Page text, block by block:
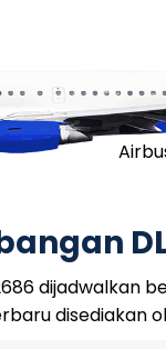
dijadwalkan
disediakan